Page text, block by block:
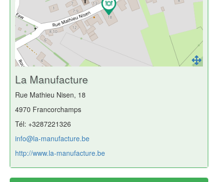
La Manufacture
Rue Mathieu Nisen, 18
4970 Francorchamps
Tél: +3287221326
info@la-manufacture.be
http://www.la-manufacture.be